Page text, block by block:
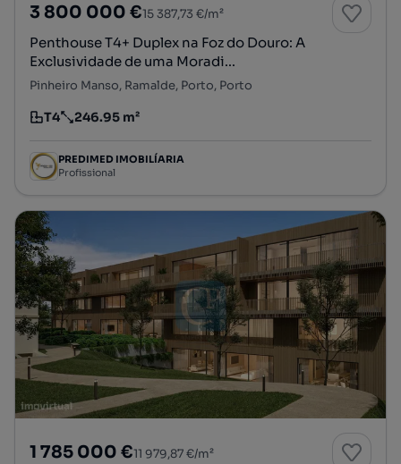
3 800 000 €15 387,73 €/m²
Penthouse T4+ Duplex na Foz do Douro: A
Exclusividade de uma Moradi...
Pinheiro Manso, Ramalde, Porto, Porto
Tipologia
T4
Preço por metro quadrado
246.95 m²
PREDIMED IMOBILÍARIA
Profissional
1 785 000 €11 979,87 €/m²